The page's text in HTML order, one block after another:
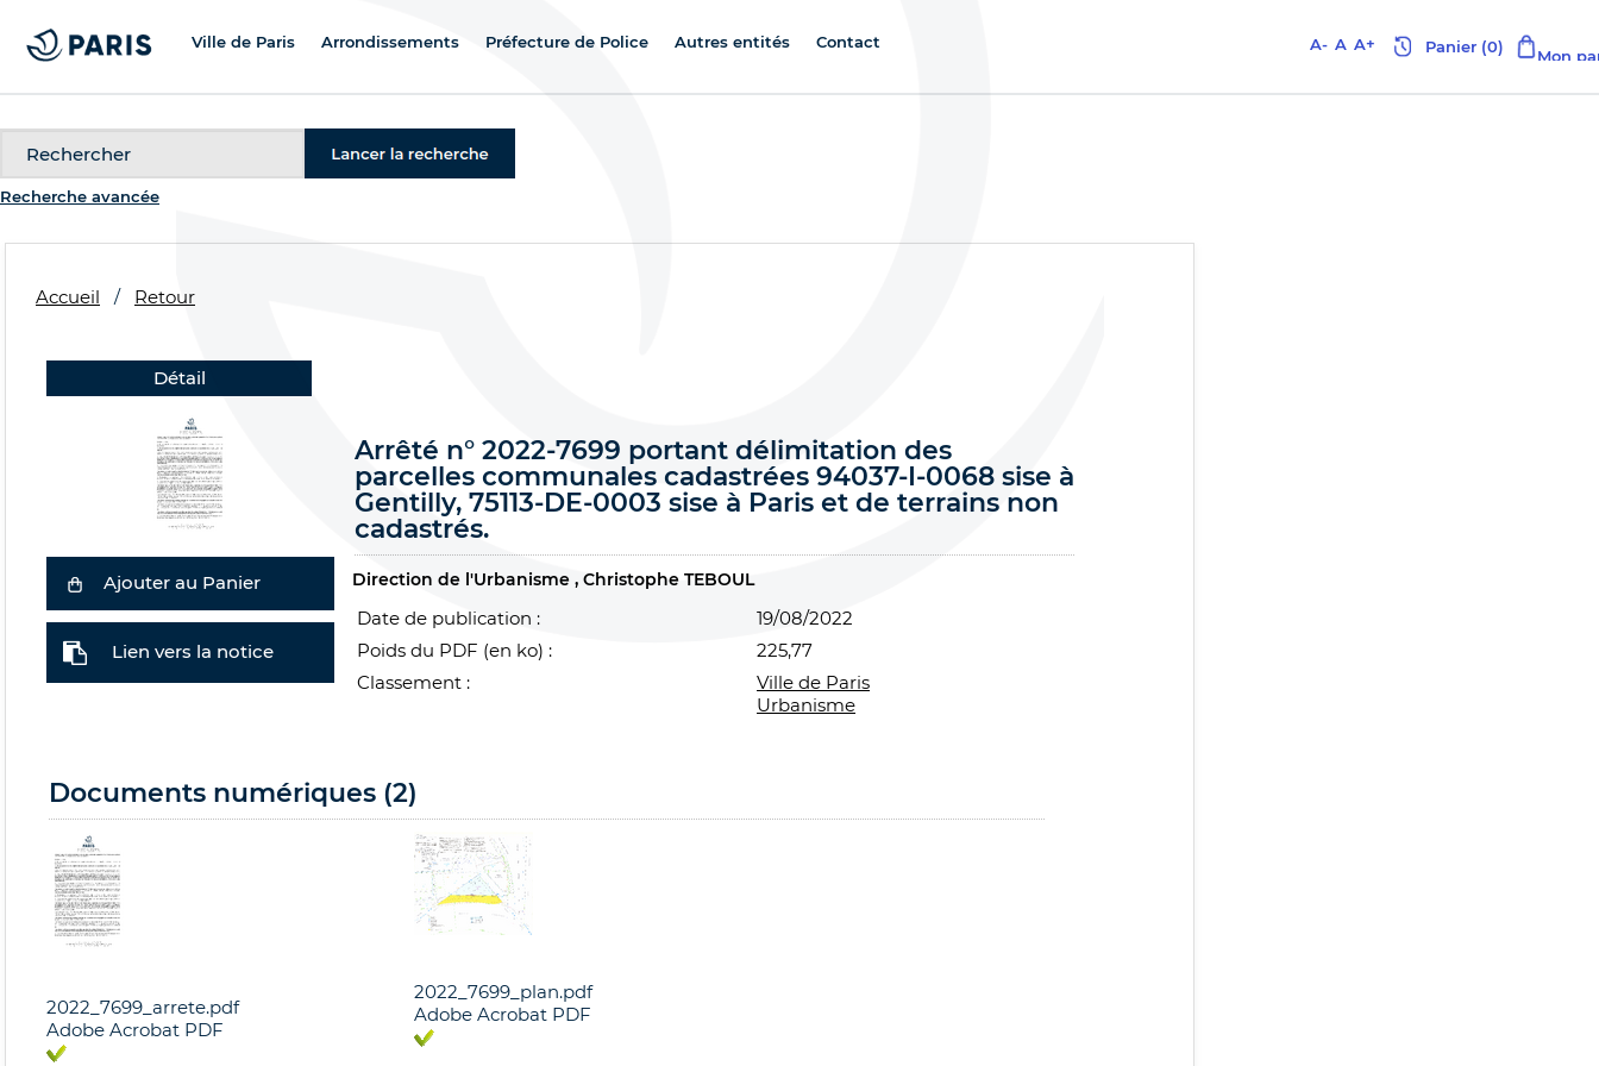
Ville de Paris Arrondissements Préfecture de Police Autres entités Contact A- A A+
Recherche avancée
Accueil Retour
Détail
Ajouter au Panier
Lien vers la notice
Arrêté n° 2022-7699 portant délimitation des
parcelles communales cadastrées 94037-I-0068 sise à
Gentilly, 75113-DE-0003 sise à Paris et de terrains non
cadastrés.
Direction de l'Urbanisme Christophe TEBOUL
Date de publication :
19/08/2022
Poids du PDF (en ko) :
225,77
Classement :
Ville de Paris
Urbanisme
Documents numériques (2)
2022_7699_arrete.pdf
Adobe Acrobat PDF
2022_7699_plan.pdf
Adobe Acrobat PDF